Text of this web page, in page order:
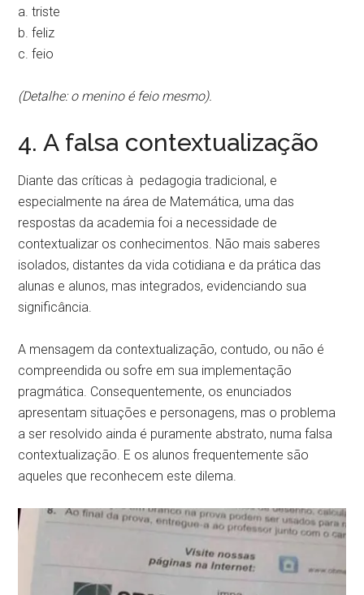
a. triste
b. feliz
c. feio
(Detalhe: o menino é feio mesmo).
4. A falsa contextualização
Diante das críticas à pedagogia tradicional, e
especialmente na área de Matemática, uma das
respostas da academia foi a necessidade de
contextualizar os conhecimentos. Não mais saberes
isolados, distantes da vida cotidiana e da prática das
alunas e alunos, mas integrados, evidenciando sua
significância.
A mensagem da contextualização, contudo, ou não é
compreendida ou sofre em sua implementação
pragmática. Consequentemente, os enunciados
apresentam situações e personagens, mas o problema
a ser resolvido ainda é puramente abstrato, numa falsa
contextualização. E os alunos frequentemente são
aqueles que reconhecem este dilema.